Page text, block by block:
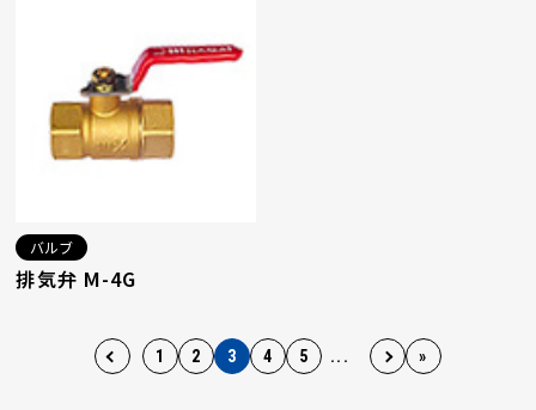
バルブ
排気弁 M-4G
1 2 3 4 5 ... »